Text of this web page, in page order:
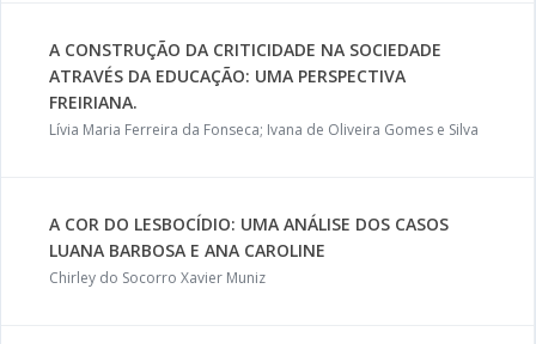
A CONSTRUÇÃO DA CRITICIDADE NA SOCIEDADE
ATRAVÉS DA EDUCAÇÃO: UMA PERSPECTIVA
FREIRIANA.
Lívia Maria Ferreira da Fonseca; Ivana de Oliveira Gomes e Silva
A COR DO LESBOCÍDIO: UMA ANÁLISE DOS CASOS
LUANA BARBOSA E ANA CAROLINE
Chirley do Socorro Xavier Muniz